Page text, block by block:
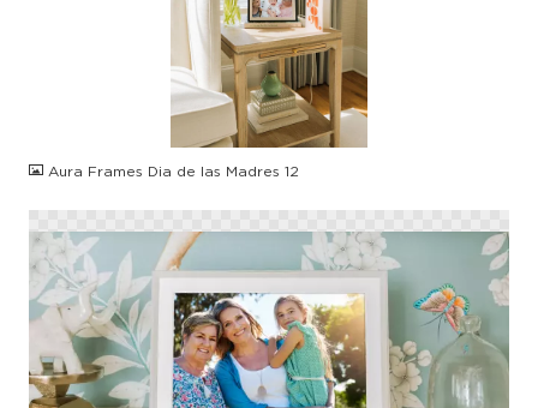
Aura Frames Dia de las Madres 12